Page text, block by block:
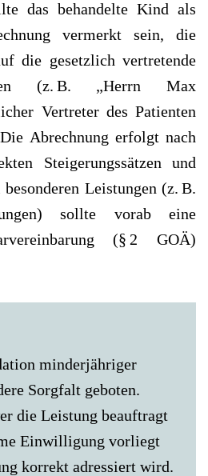
das behandelte Kind als
vermerkt sein, die
die gesetzlich vertretende
(z. B. „Herrn Max
Vertreter des Patienten
Abrechnung erfolgt nach
Steigerungssätzen und
Leistungen (z. B.
sollte vorab eine
(§ 2 GOÄ)
minderjähriger
Sorgfalt geboten.
die Leistung beauftragt
Einwilligung vorliegt
korrekt adressiert wird.